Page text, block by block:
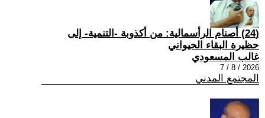
(24) أصنام الرأسمالية: من أكذوبة -التنمية- إلى
حظيرة البقاء الحيواني
غالب المسعودي
2026 / 8 / 7
المجتمع المدني